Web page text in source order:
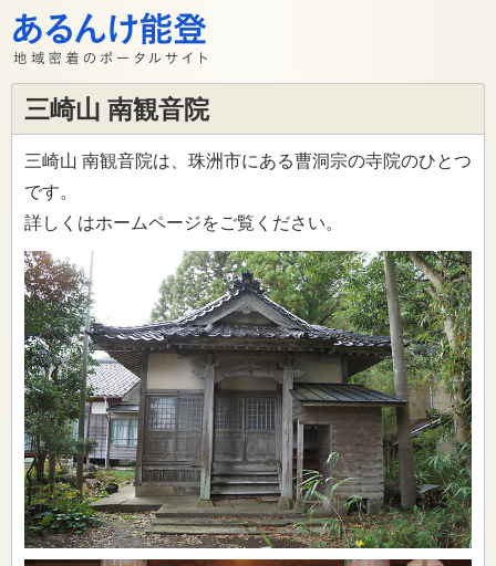
三崎山 南観音院
三崎山 南観音院は、珠洲市にある曹洞宗の寺院のひとつ
です。
詳しくはホームページをご覧ください。